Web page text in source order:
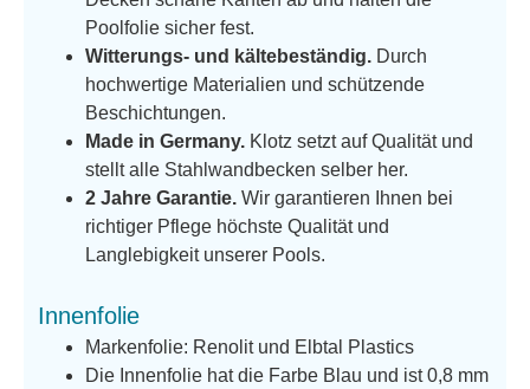
Poolfolie sicher fest.
Witterungs- und kältebeständig. Durch
hochwertige Materialien und schützende
Beschichtungen.
Made in Germany. Klotz setzt auf Qualität und
stellt alle Stahlwandbecken selber her.
2 Jahre Garantie. Wir garantieren Ihnen bei
richtiger Pflege höchste Qualität und
Langlebigkeit unserer Pools.
Innenfolie
Markenfolie: Renolit und Elbtal Plastics
Die Innenfolie hat die Farbe Blau und ist 0,8 mm